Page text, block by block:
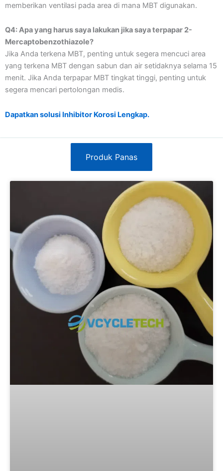
memberikan ventilasi pada area di mana MBT digunakan.
Q4: Apa yang harus saya lakukan jika saya terpapar 2-
Mercaptobenzothiazole?
Jika Anda terkena MBT, penting untuk segera mencuci area
yang terkena MBT dengan sabun dan air setidaknya selama 15
menit. Jika Anda terpapar MBT tingkat tinggi, penting untuk
segera mencari pertolongan medis.
Dapatkan solusi Inhibitor Korosi Lengkap.
Produk Panas